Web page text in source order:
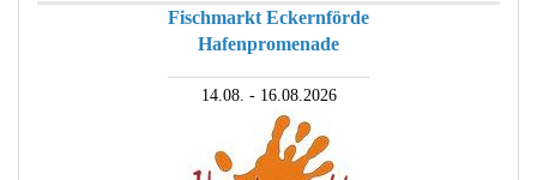
Fischmarkt Eckernförde
Hafenpromenade
14.08. - 16.08.2026